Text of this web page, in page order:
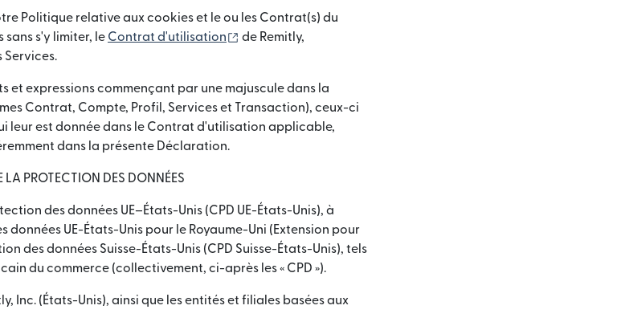
Politique relative aux cookies et le ou les Contrat(s) du
s'y limiter, le Contrat d'utilisation (s'ouvre dans une nouvelle fenêtre)
de Remitly,
et expressions commençant par une majuscule dans la
Contrat, Compte, Profil, Services et Transaction), ceux-ci
leur est donnée dans le Contrat d'utilisation applicable,
dans la présente Déclaration.
LA PROTECTION DES DONNÉES
des données UE–États-Unis (CPD UE-États-Unis), à
UE-États-Unis pour le Royaume-Uni (Extension pour
des données Suisse-États-Unis (CPD Suisse-États-Unis), tels
du commerce (collectivement, ci-après les « CPD »).
Inc. (États-Unis), ainsi que les entités et filiales basées aux